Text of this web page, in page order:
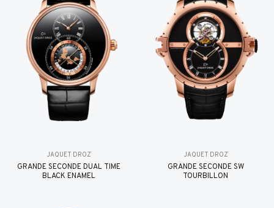
JAQUET DROZ
GRANDE SECONDE DUAL TIME
BLACK ENAMEL
JAQUET DROZ
GRANDE SECONDE SW
TOURBILLON